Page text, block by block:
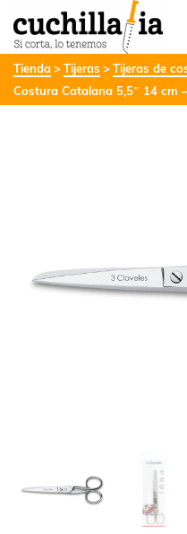
Tienda Tijeras Tijeras de
Costura Catalana 5,5″ 14 cm